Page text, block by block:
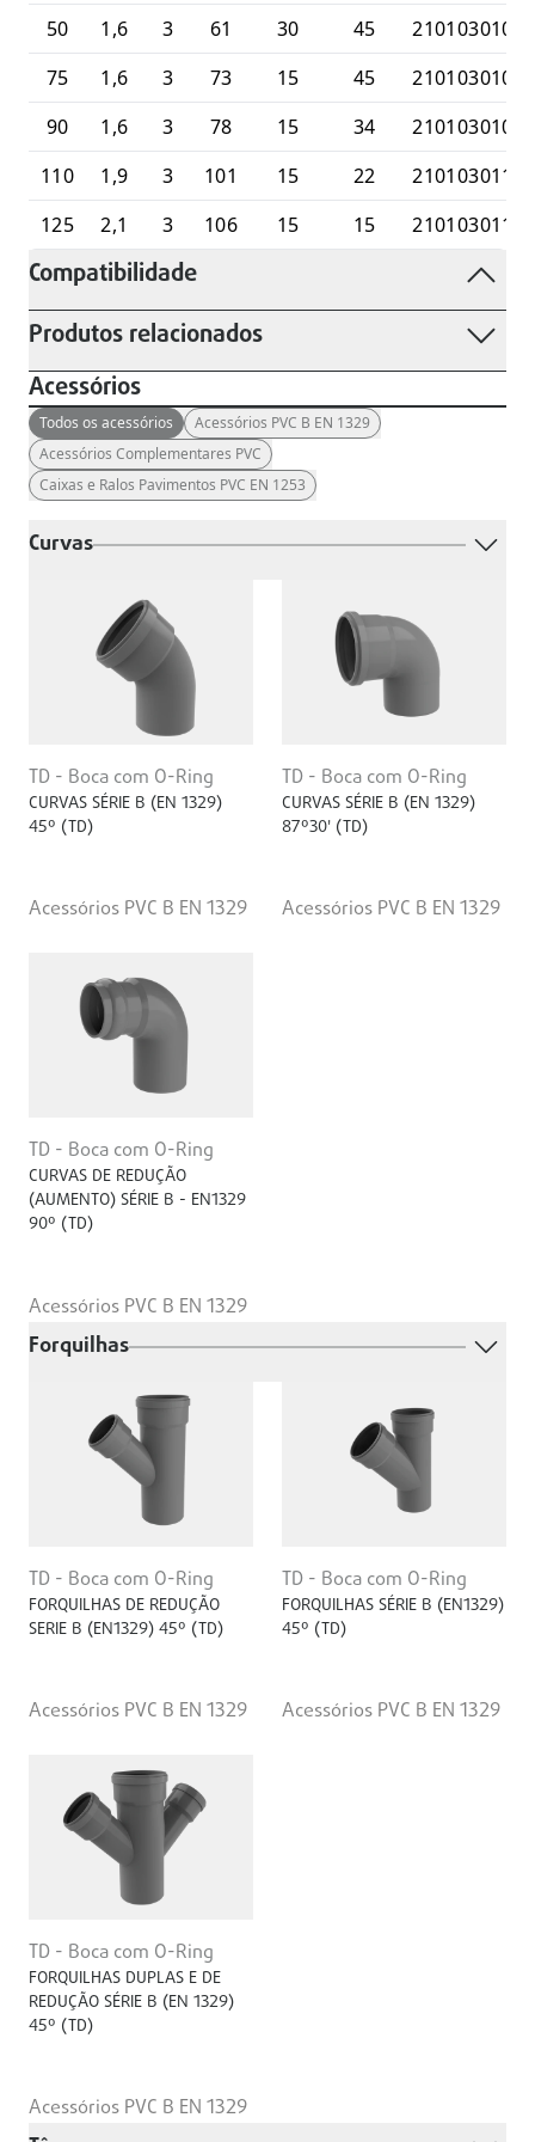
50
1,6 3 61 30 45
21010301050
75
1,6 3 73 15 45
21010301075
90
1,6 3 78 15 34
21010301090
110
1,9 3 101 15 22
21010301110
125
2,1 3 106 15 15 21010301125
Compatibilidade
Produtos relacionados
Acessórios
Todos os acessórios
Acessórios PVC B EN 1329
Acessórios Complementares PVC
Caixas e Ralos Pavimentos PVC EN 1253
Curvas
TD - Boca com O-Ring
CURVAS SÉRIE B (EN 1329)
45º (TD)
Acessórios PVC B EN 1329
TD - Boca com O-Ring
CURVAS SÉRIE B (EN 1329)
87º30' (TD)
Acessórios PVC B EN 1329
TD - Boca com O-Ring
CURVAS DE REDUÇÃO
(AUMENTO) SÉRIE B - EN1329
90º (TD)
Acessórios PVC B EN 1329
Forquilhas
TD - Boca com O-Ring
FORQUILHAS DE REDUÇÃO
SERIE B (EN1329) 45º (TD)
Acessórios PVC B EN 1329
TD - Boca com O-Ring
FORQUILHAS SÉRIE B (EN1329)
45º (TD)
Acessórios PVC B EN 1329
TD - Boca com O-Ring
FORQUILHAS DUPLAS E DE
REDUÇÃO SÉRIE B (EN 1329)
45º (TD)
Acessórios PVC B EN 1329